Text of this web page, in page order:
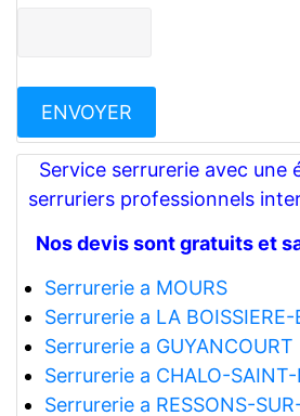
Service serrurerie avec une
serruriers professionnels
Nos devis sont gratuits et
Serrurerie a MOURS
Serrurerie a LA BOISSIERE-
Serrurerie a GUYANCOURT
Serrurerie a CHALO-SAINT-
Serrurerie a RESSONS-